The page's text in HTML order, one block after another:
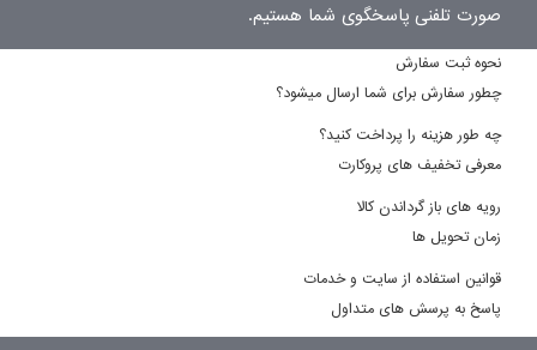
صورت تلفنی پاسخگوی شما هستیم.
نحوه ثبت سفارش
چطور سفارش برای شما ارسال میشود؟
چه طور هزینه را پرداخت کنید؟
معرفی تخفیف های پروکارت
رویه های باز گرداندن کالا
زمان تحویل ها
قوانین استفاده از سایت و خدمات
پاسخ به پرسش های متداول